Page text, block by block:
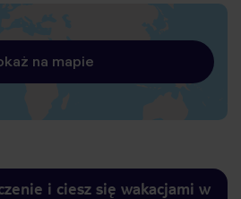
na mapie
i ciesz się wakacjami w